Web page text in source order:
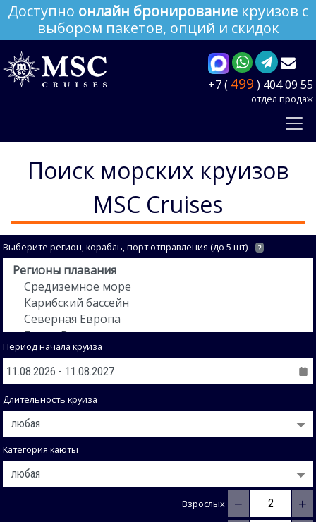
Доступно онлайн бронирование круизов с
выбором пакетов, опций и скидок
+7 ( 499 ) 404 09 55
отдел продаж
Поиск морских круизов
MSC Cruises
Выберите регион, корабль, порт отправления (до 5 шт) ?
Период начала круиза
Длительность круиза
Категория каюты
Взрослых − +